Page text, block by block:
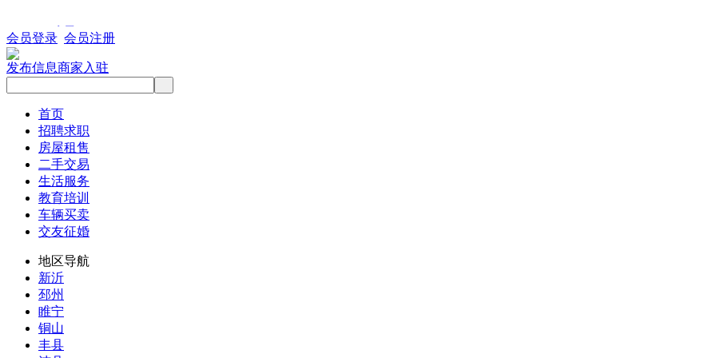
会员登录 会员注册
发布信息商家入驻
首页
招聘求职
房屋租售
二手交易
生活服务
教育培训
车辆买卖
交友征婚
地区导航
新沂
邳州
睢宁
铜山
丰县